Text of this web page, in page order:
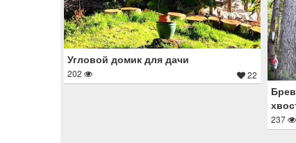
Угловой домик для дачи
202 22
237